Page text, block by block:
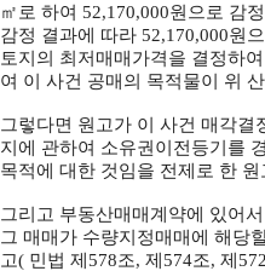
㎡로 하여 52,170,000원으로 감
감정 결과에 따라 52,170,000원
토지의 최저매매가격을 결정하
여 이 사건 공매의 목적물이 위
그렇다면 원고가 이 사건 매각
지에 관하여 소유권이전등기를
목적에 대한 것임을 전제로 한
그리고 부동산매매계약에 있어
그 매매가 수량지정매매에 해당
고( 민법 제578조, 제574조, 제